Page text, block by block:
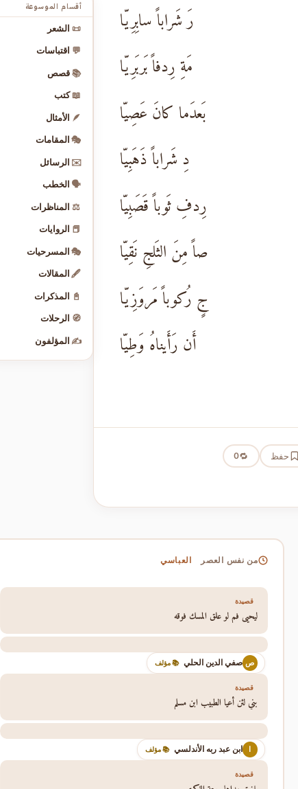
رَ شَراباً سابِرِيّا
مَةِ رِدفاً بَربَرِيّا
بَعدَما كانَ عَصِيّا
دِ شَراباً ذَهَبِيّا
رِدفِ ثَوباً قَصَبِيّا
صاً مِنَ الثَلجِ نَقِيّا
جٍ رُكوباً مَروَزِيّا
أَن رَأَيناهُ وَطِيّا
حفظ 🔁
0
أقسام الموسوعة
📜 الشعر
💬 اقتباسات
📚 قصص
📖 كتب
🪶 الأمثال
🎭 المقامات
✉️ الرسائل
🗣️ الخطب
⚖️ المناظرات
📕 الروايات
🎭 المسرحيات
🖋️ المقالات
📓 المذكرات
🧭 الرحلات
✍️ المؤلفون
من نفس العصر العباسي
قصيدة
ليحيى فم لو علق المسك فوقه
ص صفي الدين الحلي 📚 مؤلف
قصيدة
بني لئن أعيا الطبيب ابن مسلم
ا ابن عبد ربه الأندلسي 📚 مؤلف
قصيدة